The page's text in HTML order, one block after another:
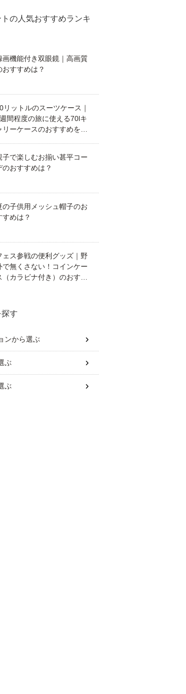
の人気おすすめランキ
画機能付き双眼鏡｜高画質
おすすめは？
リットルのスーツケース｜
間程度の旅に使える70lキ
リーケースのおすすめを教
子で楽しむお揃い甚平コー
のおすすめは？
の子供用メッシュ帽子のお
すめは？
ェス参戦の便利グッズ｜野
で無くさない！コインケー
（カラビナ付き）のおすす
す
ンから選ぶ
ぶ
ぶ